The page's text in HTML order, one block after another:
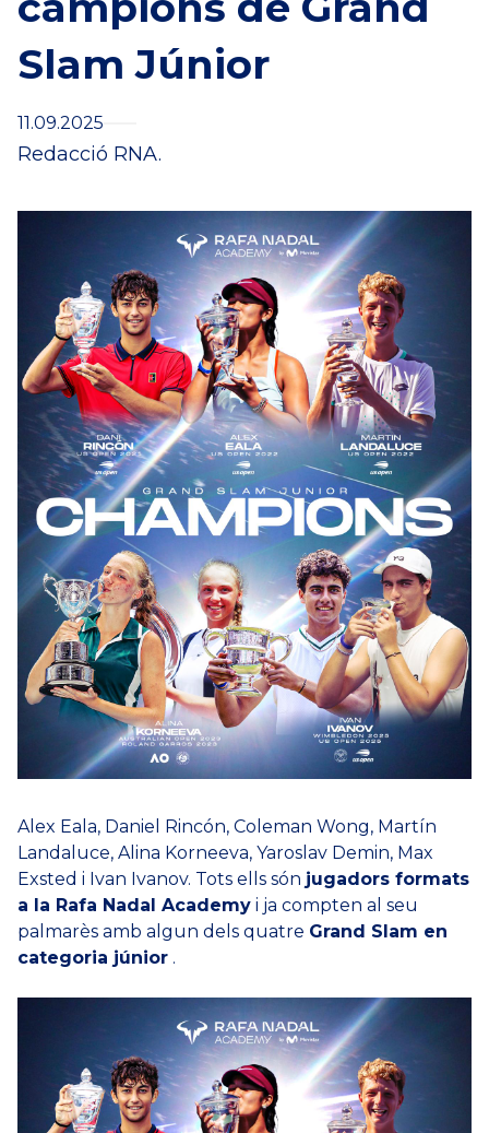
Slam Júnior
11.09.2025
Redacció RNA.
Alex Eala, Daniel Rincón, Coleman Wong, Martín
Landaluce, Alina Korneeva, Yaroslav Demin, Max
Exsted i Ivan Ivanov. Tots ells són jugadors formats
a la Rafa Nadal Academy i ja compten al seu
palmarès amb algun dels quatre Grand Slam en
categoria júnior .